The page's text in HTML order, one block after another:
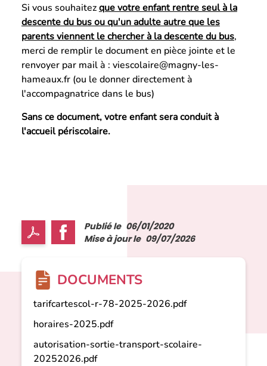
Si vous souhaitezque votre enfant rentre seul à la
descente du bus ou qu'un adulte autre que les
parents viennent le chercher à la descente du bus,
merci de remplir le document en pièce jointe et le
renvoyer par mail à : viescolaire@magny-les-
hameaux.fr(ou le donner directement à
l'accompagnatrice dans le bus)
Sans ce document, votre enfant sera conduit à
l'accueil périscolaire.
Publié le 06/01/2020
Mise à jour le 09/07/2026
DOCUMENTS
tarifcartescol-r-78-2025-2026.pdf
horaires-2025.pdf
autorisation-sortie-transport-scolaire-
20252026.pdf